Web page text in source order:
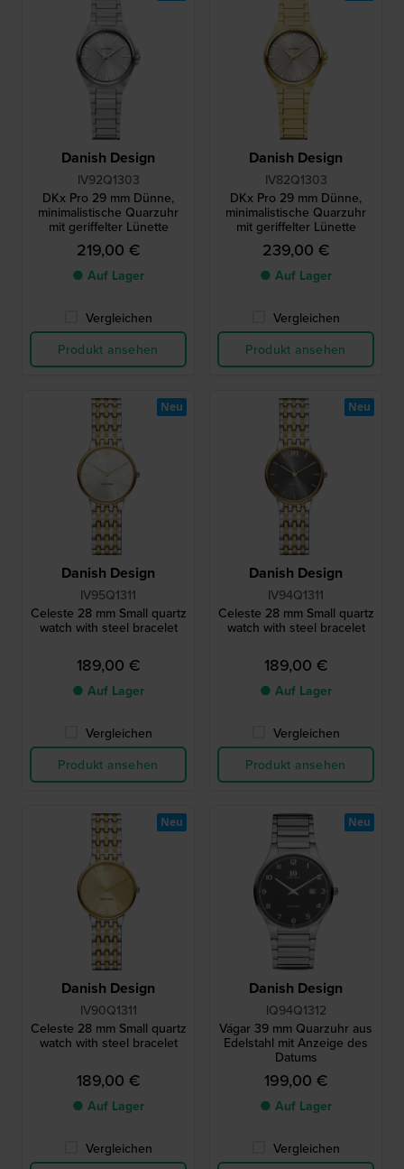
Danish Design
IV92Q1303
DKx Pro 29 mm Dünne,
minimalistische Quarzuhr
mit geriffelter Lünette
219,00 €
● Auf Lager
Vergleichen
Produkt ansehen
Danish Design
IV82Q1303
DKx Pro 29 mm Dünne,
minimalistische Quarzuhr
mit geriffelter Lünette
239,00 €
● Auf Lager
Vergleichen
Produkt ansehen
Danish Design
IV95Q1311
Celeste 28 mm Small quartz
watch with steel bracelet
189,00 €
● Auf Lager
Vergleichen
Produkt ansehen
Neu
Danish Design
IV94Q1311
Celeste 28 mm Small quartz
watch with steel bracelet
189,00 €
● Auf Lager
Vergleichen
Produkt ansehen
Neu
Danish Design
IV90Q1311
Celeste 28 mm Small quartz
watch with steel bracelet
189,00 €
● Auf Lager
Vergleichen
Neu
Danish Design
IQ94Q1312
Vágar 39 mm Quarzuhr aus
Edelstahl mit Anzeige des
Datums
199,00 €
● Auf Lager
Vergleichen
Neu